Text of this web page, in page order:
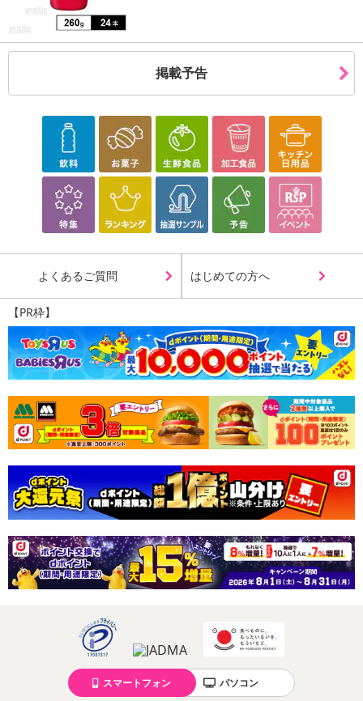
掲載予告
よくあるご質問 はじめての方へ
【PR枠】
スマートフォン パソコン